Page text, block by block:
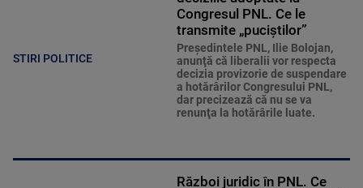
STIRI POLITICE
Congresul PNL. Ce le
transmite „puciștilor”
Preşedintele PNL, Ilie Bolojan,
anunţă că liberalii vor respecta
decizia provizorie de suspendare
a hotărârilor Congresului PNL,
dar precizează că nu se va
renunţa la hotărârile luate.
Război juridic în PNL. Ce